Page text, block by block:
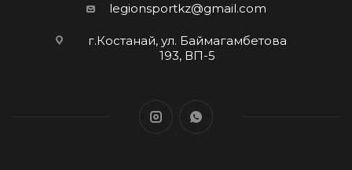
legionsportkz@gmail.com
г.Костанай, ул. Баймагамбетова
193, ВП-5